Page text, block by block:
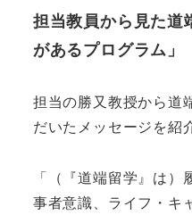
担当教員から見た道
があるプログラム」
担当の勝又教授から道
だいたメッセージを紹
「（『道端留学』は
事者意識、ライフ・キ